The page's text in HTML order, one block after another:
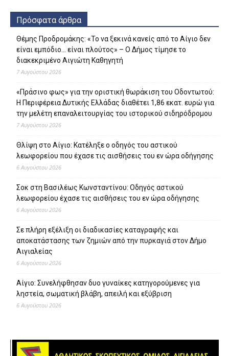
Πρόσφατα άρθρα
Θέμης Προδρομάκης: «Το να ξεκινά κανείς από το Αίγιο δεν
είναι εμπόδιο… είναι πλούτος» – O Δήμος τίμησε το
διακεκριμένο Αιγιώτη Καθηγητή
7 Αυγούστου 2026
«Πράσινο φως» για την οριστική θωράκιση του Οδοντωτού:
Η Περιφέρεια Δυτικής Ελλάδας διαθέτει 1,86 εκατ. ευρώ για
την μελέτη επαναλειτουργίας του ιστορικού σιδηρόδρομου
7 Αυγούστου 2026
Θλίψη στο Αίγιο: Κατέληξε ο οδηγός του αστικού
λεωφορείου που έχασε τις αισθήσεις του εν ώρα οδήγησης
6 Αυγούστου 2026
Σοκ στη Βασιλέως Κωνσταντίνου: Οδηγός αστικού
λεωφορείου έχασε τις αισθήσεις του εν ώρα οδήγησης
6 Αυγούστου 2026
Σε πλήρη εξέλιξη οι διαδικασίες καταγραφής και
αποκατάστασης των ζημιών από την πυρκαγιά στον Δήμο
Αιγιαλείας
6 Αυγούστου 2026
Αίγιο: Συνελήφθησαν δυο γυναίκες κατηγορούμενες για
ληστεία, σωματική βλάβη, απειλή και εξύβριση
6 Αυγούστου 2026